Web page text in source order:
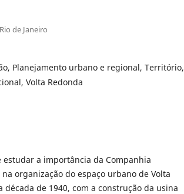
de Janeiro
Planejamento urbano e regional, Território,
Volta Redonda
a importância da Companhia
organização do espaço urbano de Volta
década de 1940, com a construção da usina